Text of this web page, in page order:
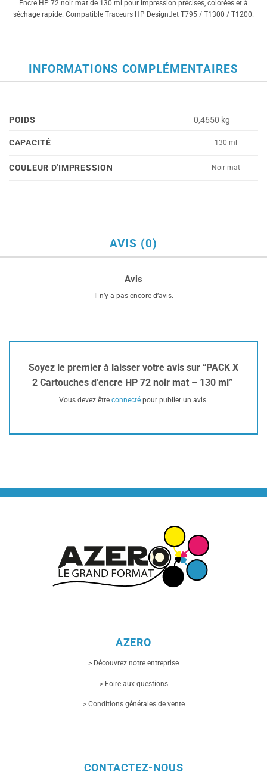
Encre HP 72 noir mat de 130 ml pour impression précises, colorées et à
séchage rapide. Compatible Traceurs HP DesignJet T795 / T1300 / T1200.
INFORMATIONS COMPLÉMENTAIRES
POIDS 0,4650 kg
CAPACITÉ 130 ml
COULEUR D'IMPRESSION Noir mat
AVIS (0)
Avis
Il n’y a pas encore d’avis.
Soyez le premier à laisser votre avis sur “PACK X
2 Cartouches d’encre HP 72 noir mat – 130 ml”
Vous devez être connecté pour publier un avis.
AZERO
> Découvrez notre entreprise
> Foire aux questions
> Conditions générales de vente
CONTACTEZ-NOUS